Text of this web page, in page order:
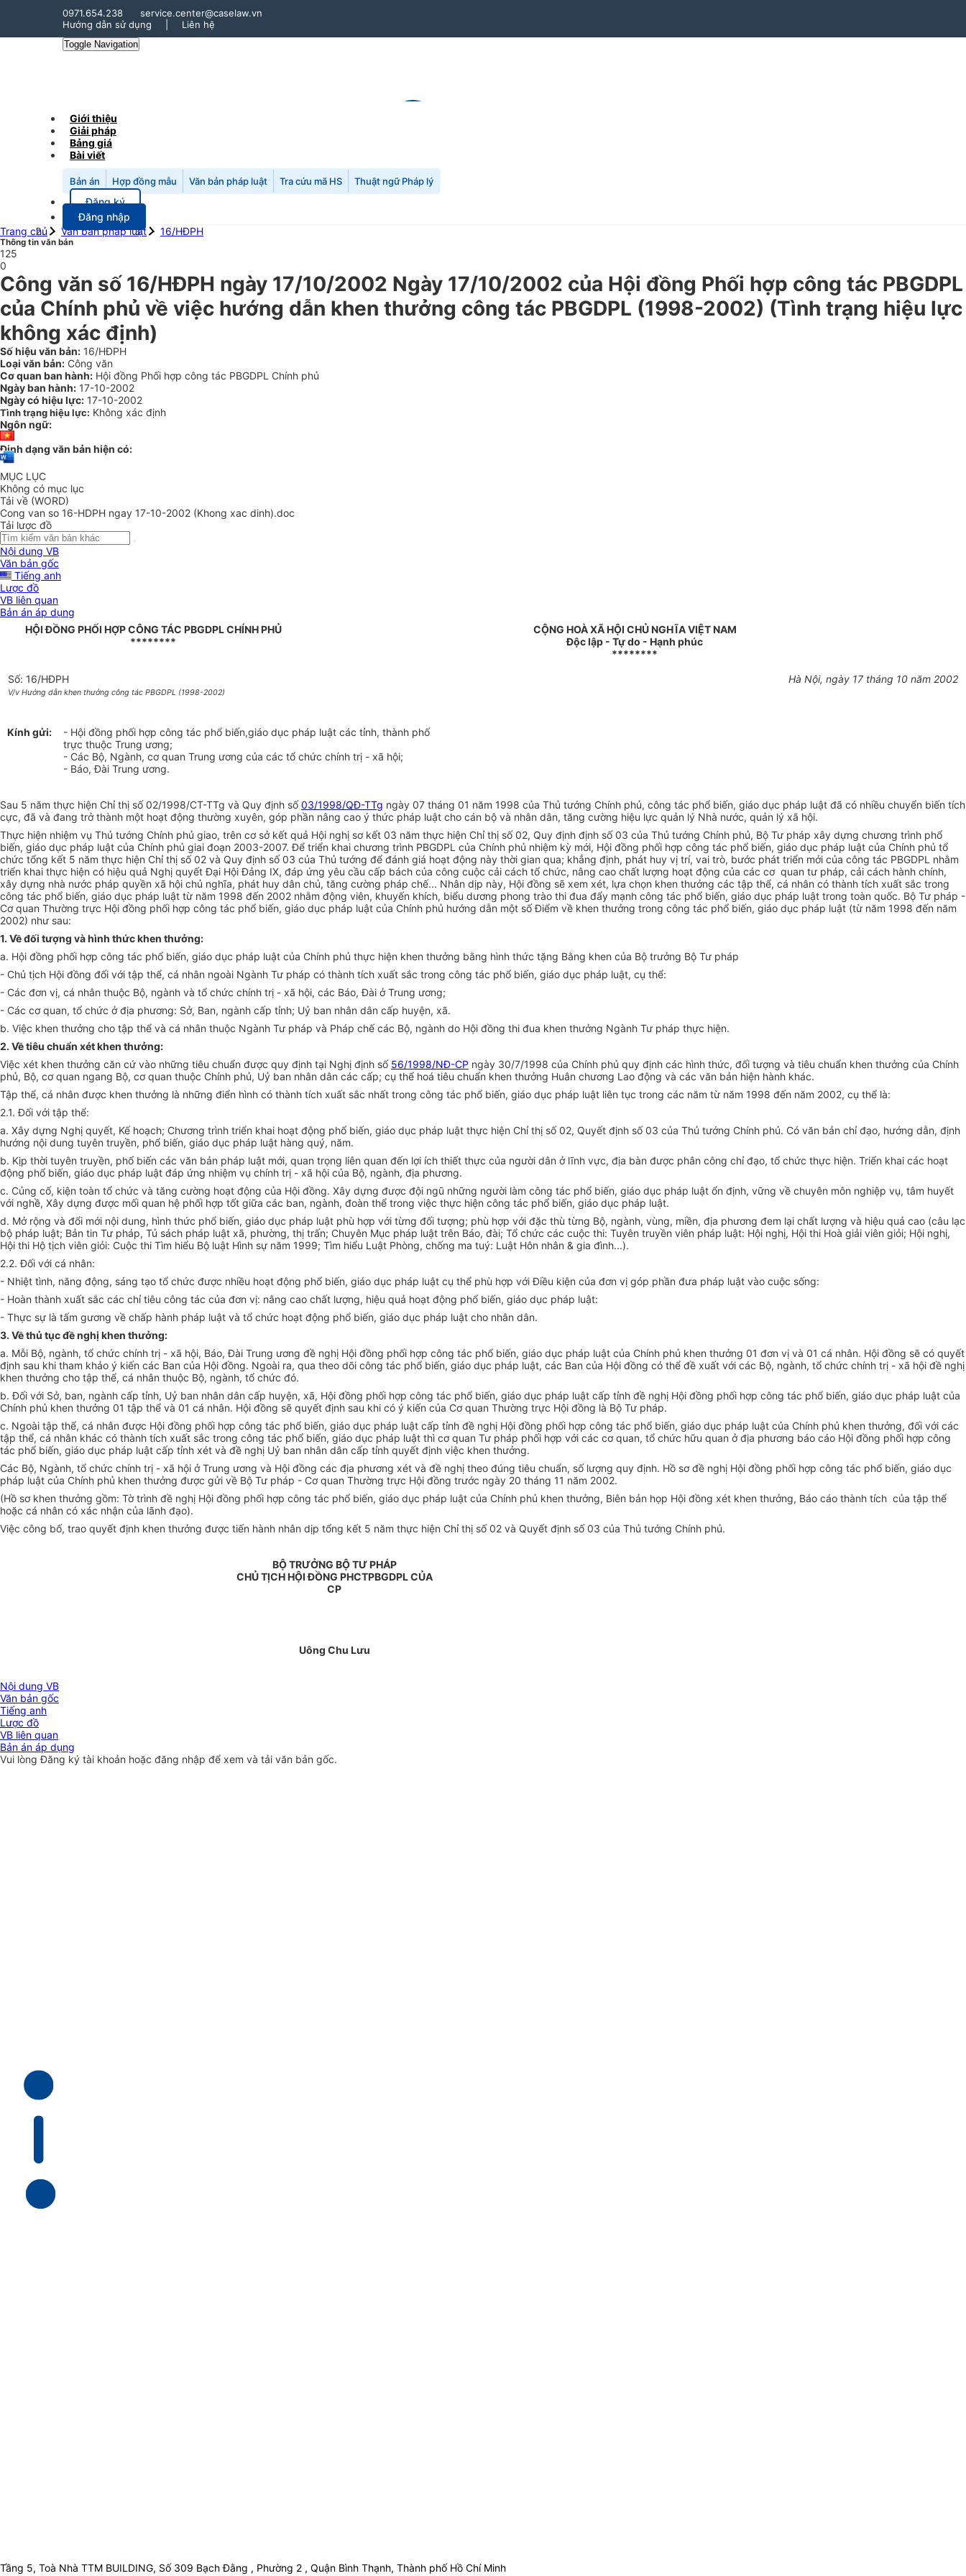
0971.654.238
service.center@caselaw.vn
Hướng dẫn sử dụng
Liên hệ
Toggle Navigation
Giới thiệu
Giải pháp
Bảng giá
Bài viết
Bản án Hợp đồng mẫu Văn bản pháp luật Tra cứu mã HS Thuật ngữ Pháp lý
Đăng ký
Đăng nhập
Trang chủ
Văn bản pháp luật 16/HĐPH
Thông tin văn bản
125
0
Công văn số 16/HĐPH ngày 17/10/2002 Ngày 17/10/2002 của Hội đồng Phối hợp công tác PBGDPL
của Chính phủ về việc hướng dẫn khen thưởng công tác PBGDPL (1998-2002) (Tình trạng hiệu lực
không xác định)
Số hiệu văn bản: 16/HĐPH
Loại văn bản: Công văn
Cơ quan ban hành: Hội đồng Phối hợp công tác PBGDPL Chính phủ
Ngày ban hành: 17-10-2002
Ngày có hiệu lực: 17-10-2002
Tình trạng hiệu lực: Không xác định
Ngôn ngữ:
Định dạng văn bản hiện có:
MỤC LỤC
Không có mục lục
Tải về (WORD)
Cong van so 16-HDPH ngay 17-10-2002 (Khong xac dinh).doc
Tải lược đồ
Nội dung VB
Văn bản gốc
Tiếng anh
Lược đồ
VB liên quan
Bản án áp dụng
HỘI ĐỒNG PHỐI HỢP CÔNG TÁC PBGDPL CHÍNH PHỦ
********
CỘNG HOÀ XÃ HỘI CHỦ NGHĨA VIỆT NAM
Độc lập - Tự do - Hạnh phúc
********
Số: 16/HĐPH
V/v Hướng dẫn khen thưởng công tác PBGDPL (1998-2002)
Hà Nội, ngày 17 tháng 10 năm 2002
Kính gửi:
- Hội đồng phối hợp công tác phổ biến,giáo dục pháp luật các tỉnh, thành phố
trực thuộc Trung ương;
- Các Bộ, Ngành, cơ quan Trung ương của các tổ chức chính trị - xã hội;
- Báo, Đài Trung ương.
Sau 5 năm thực hiện Chỉ thị số 02/1998/CT-TTg và Quy định số03/1998/QĐ-TTg ngày 07 tháng 01 năm 1998 của Thủ tướng Chính phủ, công tác phổ biến, giáo dục pháp luật đã có nhiều chuyển biến tích
cực, đã và đang trở thành một hoạt động thường xuyên, góp phần nâng cao ý thức pháp luật cho cán bộ và nhân dân, tăng cường hiệu lực quản lý Nhà nước, quản lý xã hội.
Thực hiện nhiệm vụ Thủ tướng Chính phủ giao, trên cơ sở kết quả Hội nghị sơ kết 03 năm thực hiện Chỉ thị số 02, Quy định định số 03 của Thủ tướng Chính phủ, Bộ Tư pháp xây dựng chương trình phổ
biến, giáo dục pháp luật của Chính phủ giai đoạn 2003-2007. Để triển khai chương trình PBGDPL của Chính phủ nhiệm kỳ mới, Hội đồng phối hợp công tác phổ biến, giáo dục pháp luật của Chính phủ tổ
chức tổng kết 5 năm thực hiện Chỉ thị số 02 và Quy định số 03 của Thủ tướng để đánh giá hoạt động này thời gian qua; khẳng định, phát huy vị trí, vai trò, bước phát triển mới của công tác PBGDPL nhằm
triển khai thực hiện có hiệu quả Nghị quyết Đại Hội Đảng IX, đáp ứng yêu cầu cấp bách của công cuộc cải cách tổ chức, nâng cao chất lượng hoạt động của các cơ quan tư pháp, cải cách hành chính,
xây dựng nhà nước pháp quyền xã hội chủ nghĩa, phát huy dân chủ, tăng cường pháp chế... Nhân dịp này, Hội đồng sẽ xem xét, lựa chọn khen thưởng các tập thể, cá nhân có thành tích xuất sắc trong
công tác phổ biến, giáo dục pháp luật từ năm 1998 đến 2002 nhằm động viên, khuyến khích, biểu dương phong trào thi đua đẩy mạnh công tác phổ biến, giáo dục pháp luật trong toàn quốc. Bộ Tư pháp -
Cơ quan Thường trực Hội đồng phối hợp công tác phổ biến, giáo dục pháp luật của Chính phủ hướng dẫn một số Điểm về khen thưởng trong công tác phổ biến, giáo dục pháp luật (từ năm 1998 đến năm
2002) như sau:
1. Về đối tượng và hình thức khen thưởng:
a. Hội đồng phối hợp công tác phổ biến, giáo dục pháp luật của Chính phủ thực hiện khen thưởng bằng hình thức tặng Bằng khen của Bộ trưởng Bộ Tư pháp
- Chủ tịch Hội đồng đối với tập thể, cá nhân ngoài Ngành Tư pháp có thành tích xuất sắc trong công tác phổ biến, giáo dục pháp luật, cụ thể:
- Các đơn vị, cá nhân thuộc Bộ, ngành và tổ chức chính trị - xã hội, các Báo, Đài ở Trung ương;
- Các cơ quan, tổ chức ở địa phương: Sở, Ban, ngành cấp tỉnh; Uỷ ban nhân dân cấp huyện, xã.
b. Việc khen thưởng cho tập thể và cá nhân thuộc Ngành Tư pháp và Pháp chế các Bộ, ngành do Hội đồng thi đua khen thưởng Ngành Tư pháp thực hiện.
2. Về tiêu chuẩn xét khen thưởng:
Việc xét khen thưởng căn cứ vào những tiêu chuẩn được quy định tại Nghị định số 56/1998/NĐ-CP ngày 30/7/1998 của Chính phủ quy định các hình thức, đối tượng và tiêu chuẩn khen thưởng của Chính
phủ, Bộ, cơ quan ngang Bộ, cơ quan thuộc Chính phủ, Uỷ ban nhân dân các cấp; cụ thể hoá tiêu chuẩn khen thưởng Huân chương Lao động và các văn bản hiện hành khác.
Tập thể, cá nhân được khen thưởng là những điển hình có thành tích xuất sắc nhất trong công tác phổ biến, giáo dục pháp luật liên tục trong các năm từ năm 1998 đến năm 2002, cụ thể là:
2.1. Đối với tập thể:
a. Xây dựng Nghị quyết, Kế hoạch; Chương trình triển khai hoạt động phổ biến, giáo dục pháp luật thực hiện Chỉ thị số 02, Quyết định số 03 của Thủ tướng Chính phủ. Có văn bản chỉ đạo, hướng dẫn, định
hướng nội dung tuyên truyền, phổ biến, giáo dục pháp luật hàng quý, năm.
b. Kịp thời tuyên truyền, phổ biến các văn bản pháp luật mới, quan trọng liên quan đến lợi ích thiết thực của người dân ở lĩnh vực, địa bàn được phân công chỉ đạo, tổ chức thực hiện. Triển khai các hoạt
động phổ biến, giáo dục pháp luật đáp ứng nhiệm vụ chính trị - xã hội của Bộ, ngành, địa phương.
c. Củng cố, kiện toàn tổ chức và tăng cường hoạt động của Hội đồng. Xây dựng được đội ngũ những người làm công tác phổ biến, giáo dục pháp luật ổn định, vững về chuyên môn nghiệp vụ, tâm huyết
với nghề, Xây dựng được mối quan hệ phối hợp tốt giữa các ban, ngành, đoàn thể trong việc thực hiện công tác phổ biến, giáo dục pháp luật.
d. Mở rộng và đổi mới nội dung, hình thức phổ biến, giáo dục pháp luật phù hợp với từng đối tượng; phù hợp với đặc thù từng Bộ, ngành, vùng, miền, địa phương đem lại chất lượng và hiệu quả cao (câu lạc
bộ pháp luật; Bản tin Tư pháp, Tủ sách pháp luật xã, phường, thị trấn; Chuyên Mục pháp luật trên Báo, đài; Tổ chức các cuộc thi: Tuyên truyền viên pháp luật: Hội nghị, Hội thi Hoà giải viên giỏi; Hội nghị,
Hội thi Hộ tịch viên giỏi: Cuộc thi Tìm hiểu Bộ luật Hình sự năm 1999; Tìm hiểu Luật Phòng, chống ma tuý: Luật Hôn nhân & gia đình...).
2.2. Đối với cá nhân:
- Nhiệt tình, năng động, sáng tạo tổ chức được nhiều hoạt động phổ biến, giáo dục pháp luật cụ thể phù hợp với Điều kiện của đơn vị góp phần đưa pháp luật vào cuộc sống:
- Hoàn thành xuất sắc các chỉ tiêu công tác của đơn vị: nâng cao chất lượng, hiệu quả hoạt động phổ biến, giáo dục pháp luật:
- Thực sự là tấm gương về chấp hành pháp luật và tổ chức hoạt động phổ biến, giáo dục pháp luật cho nhân dân.
3. Về thủ tục đề nghị khen thưởng:
a. Mỗi Bộ, ngành, tổ chức chính trị - xã hội, Báo, Đài Trung ương đề nghị Hội đồng phối hợp công tác phổ biến, giáo dục pháp luật của Chính phủ khen thưởng 01 đơn vị và 01 cá nhân. Hội đồng sẽ có quyết
định sau khi tham khảo ý kiến các Ban của Hội đồng. Ngoài ra, qua theo dõi công tác phổ biến, giáo dục pháp luật, các Ban của Hội đồng có thể đề xuất với các Bộ, ngành, tổ chức chính trị - xã hội đề nghị
khen thưởng cho tập thể, cá nhân thuộc Bộ, ngành, tổ chức đó.
b. Đối với Sở, ban, ngành cấp tỉnh, Uỷ ban nhân dân cấp huyện, xã, Hội đồng phối hợp công tác phổ biến, giáo dục pháp luật cấp tỉnh đề nghị Hội đồng phối hợp công tác phổ biến, giáo dục pháp luật của
Chính phủ khen thưởng 01 tập thể và 01 cá nhân. Hội đồng sẽ quyết định sau khi có ý kiến của Cơ quan Thường trực Hội đồng là Bộ Tư pháp.
c. Ngoài tập thể, cá nhân được Hội đồng phối hợp công tác phổ biến, giáo dục pháp luật cấp tỉnh đề nghị Hội đồng phối hợp công tác phổ biến, giáo dục pháp luật của Chính phủ khen thưởng, đối với các
tập thể, cá nhân khác có thành tích xuất sắc trong công tác phổ biến, giáo dục pháp luật thì cơ quan Tư pháp phối hợp với các cơ quan, tổ chức hữu quan ở địa phương báo cáo Hội đồng phối hợp công
tác phổ biến, giáo dục pháp luật cấp tỉnh xét và đề nghị Uỷ ban nhân dân cấp tỉnh quyết định việc khen thưởng.
Các Bộ, Ngành, tổ chức chính trị - xã hội ở Trung ương và Hội đồng các địa phương xét và đề nghị theo đúng tiêu chuẩn, số lượng quy định. Hồ sơ đề nghị Hội đồng phối hợp công tác phổ biến, giáo dục
pháp luật của Chính phủ khen thưởng được gửi về Bộ Tư pháp - Cơ quan Thường trực Hội đồng trước ngày 20 tháng 11 năm 2002.
(Hồ sơ khen thưởng gồm: Tờ trình đề nghị Hội đồng phối hợp công tác phổ biến, giáo dục pháp luật của Chính phủ khen thưởng, Biên bản họp Hội đồng xét khen thưởng, Báo cáo thành tích của tập thể
hoặc cá nhân có xác nhận của lãnh đạo).
Việc công bố, trao quyết định khen thưởng được tiến hành nhân dịp tổng kết 5 năm thực hiện Chỉ thị số 02 và Quyết định số 03 của Thủ tướng Chính phủ.
BỘ TRƯỞNG BỘ TƯ PHÁP
CHỦ TỊCH HỘI ĐỒNG PHCTPBGDPL CỦA
CP
Uông Chu Lưu
Nội dung VB
Văn bản gốc
Tiếng anh
Lược đồ
VB liên quan
Bản án áp dụng
Vui lòngĐăng ký tài khoản hoặc đăng nhập để xem và tải văn bản gốc.
Tầng 5, Toà Nhà TTM BUILDING, Số 309 Bạch Đằng , Phường 2 , Quận Bình Thạnh, Thành phố Hồ Chí Minh